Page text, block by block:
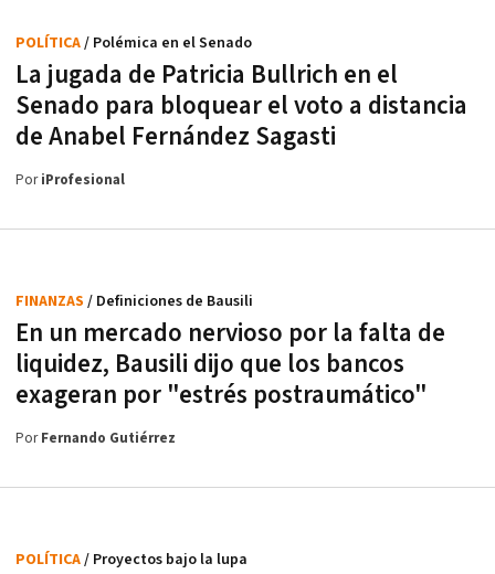
La jugada de Patricia Bullrich en el
Senado para bloquear el voto a distancia
de Anabel Fernández Sagasti
POLÍTICA/ Polémica en el Senado
PoriProfesional
En un mercado nervioso por la falta de
liquidez, Bausili dijo que los bancos
exageran por "estrés postraumático"
FINANZAS / Definiciones de Bausili
PorFernando Gutiérrez
POLÍTICA/ Proyectos bajo la lupa